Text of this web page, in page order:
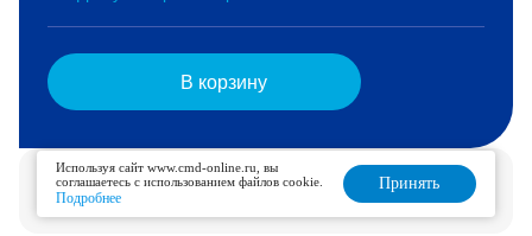
В корзину
Услуга доступна для дозаказа в течение 6 дней.
Подробнее
Используя сайт www.cmd-online.ru, вы
соглашаетесь с использованием файлов cookie.
Подробнее
Принять